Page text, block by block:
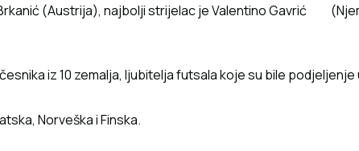
(Austrija), najbolji strijelac je Valentino Gavrić
iz 10 zemalja, ljubitelja futsala koje su bile podjeljenje
Norveška i Finska.